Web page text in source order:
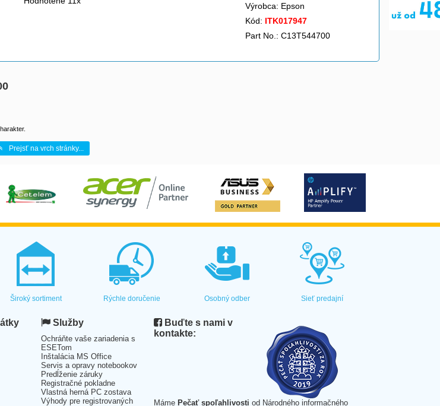
Výrobca: Epson
Kód: ITK017947
Part No.: C13T544700
Prejsť na vrch stránky...
Široký sortiment Rýchle doručenie Osobný odber Sieť predajní
Služby
Ochráňte vaše zariadenia s
ESETom
Inštalácia MS Office
Servis a opravy notebookov
Predĺženie záruky
Registračné pokladne
Vlastná herná PC zostava
Výhody pre registrovaných
Buďte s nami v
kontakte:
Máme Pečať spoľahlivosti od Národného informačného